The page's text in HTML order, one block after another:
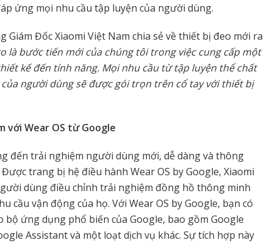
ứng mọi nhu cầu tập luyện của người dùng.
Giám Đốc Xiaomi Việt Nam chia sẻ về thiết bị đeo mới ra
là bước tiến mới của chúng tôi trong việc cung cấp một
kế đến tính năng. Mọi nhu cầu từ tập luyện thể chất
người dùng sẽ được gói trọn trên cổ tay với thiết bị
với Wear OS từ Google
đến trải nghiệm người dùng mới, dễ dàng và thông
trang bị hệ điều hành Wear OS by Google, Xiaomi
dùng điều chỉnh trải nghiệm đồng hồ thông minh
cầu vận động của họ. Với Wear OS by Google, bạn có
bộ ứng dụng phổ biến của Google, bao gồm Google
Assistant và một loạt dịch vụ khác. Sự tích hợp này